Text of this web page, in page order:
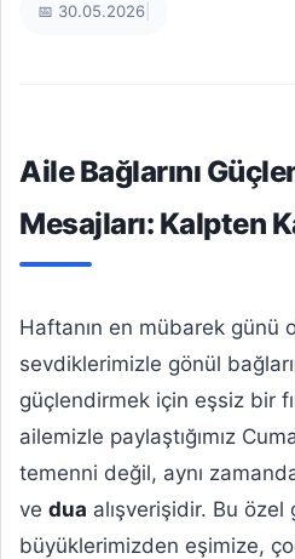
📅 30.05.2026
Aile Bağlarını
Mesajları: Kalpten
Haftanın en mübarek günü
sevdiklerimizle gönül
güçlendirmek için eşsiz bir
ailemizle paylaştığımız
temenni değil, aynı zamanda
ve dua alışverişidir. Bu özel
büyüklerimizden eşimize,